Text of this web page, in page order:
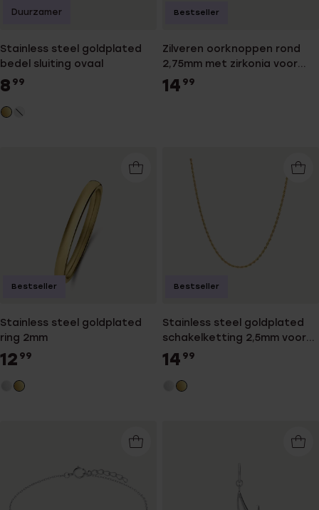
Stainless steel goldplated
bedel sluiting ovaal
8 99
Duurzamer
Zilveren oorknoppen rond
2,75mm met zirkonia voor
dames
14 99
Bestseller
Stainless steel goldplated
ring 2mm
12 99
Bestseller
Stainless steel goldplated
schakelketting 2,5mm voor
dames
14 99
Bestseller